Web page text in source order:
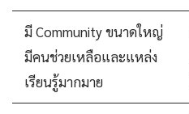
มี Community ขนาดใหญ่
มีคนช่วยเหลือและแหล่ง
เรียนรู้มากมาย